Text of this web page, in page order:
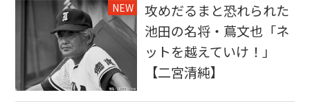
NEW
攻めだるまと恐れられた
池田の名将・蔦文也「ネ
ットを越えていけ！」
【二宮清純】